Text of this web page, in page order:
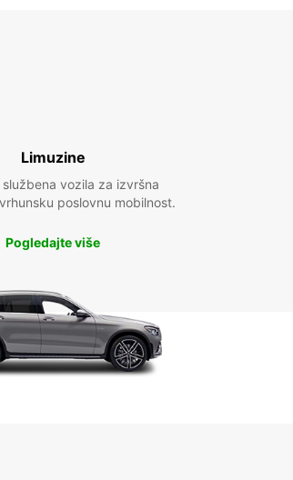
Limuzine
službena vozila za izvršna
poslovnu mobilnost.
Pogledajte više